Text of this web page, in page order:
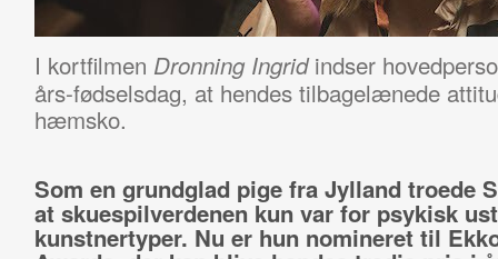
I kortfilmen Dronning Ingridindser
års-fødselsdag, at hendes tilbagelænede
hæmsko.
Som en grundglad pige fra Jylland troede
at skuespilverdenen kun var for psykisk
kunstnertyper. Nu er hun nomineret til